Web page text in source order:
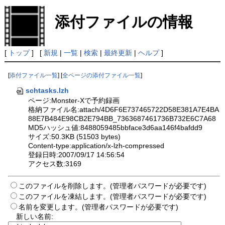
添付ファイルの情報
[ トップ] [ 新規 | 一覧| 検索| 最終更新| ヘルプ]
[添付ファイル一覧] [全ページの添付ファイル一覧]
schtasks.lzh
ページ:Monster-Xで予約録画
格納ファイル名:attach/4D6F6E737465722D58E381A7E4BA
88E7B484E98CB2E794BB_7363687461736B732E6C7A68
MD5ハッシュ値:8488059485bbface3d6aa146f4bafdd9
サイズ:50.3KB (51503 bytes)
Content-type:application/x-lzh-compressed
登録日時:2007/09/17 14:56:54
アクセス数:3169
このファイルを削除します。(管理者パスワードが必要です)
このファイルを凍結します。(管理者パスワードが必要です)
名前を変更します。(管理者パスワードが必要です)
新しい名前: